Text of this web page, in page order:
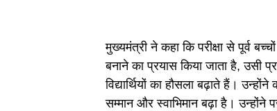
मुख्यमंत्री ने कहा कि परीक्षा से पूर्व
बनाने का प्रयास किया जाता है, उसी
विद्यार्थियों का हौसला बढ़ाते हैं।
सम्मान और स्वाभिमान बढ़ा है। उन्होंने